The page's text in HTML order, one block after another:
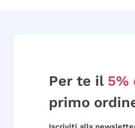
Per te il 5%
primo